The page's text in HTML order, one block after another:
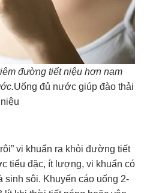
đường tiết niệu hơn nam
Uống đủ nước giúp đào thải
vi khuẩn ra khỏi đường tiết
tiểu đặc, ít lượng, vi khuẩn có
sinh sôi. Khuyến cáo uống 2-